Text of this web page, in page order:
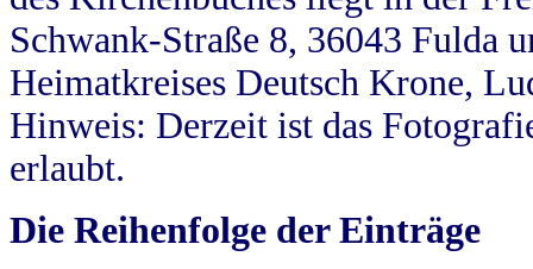
Schwank-Straße 8, 36043 Fulda
Heimatkreises Deutsch Krone,
Hinweis: Derzeit ist das
erlaubt.
Die Reihenfolge der Einträge